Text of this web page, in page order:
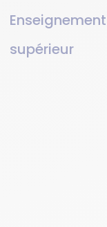
Enseignement
supérieur